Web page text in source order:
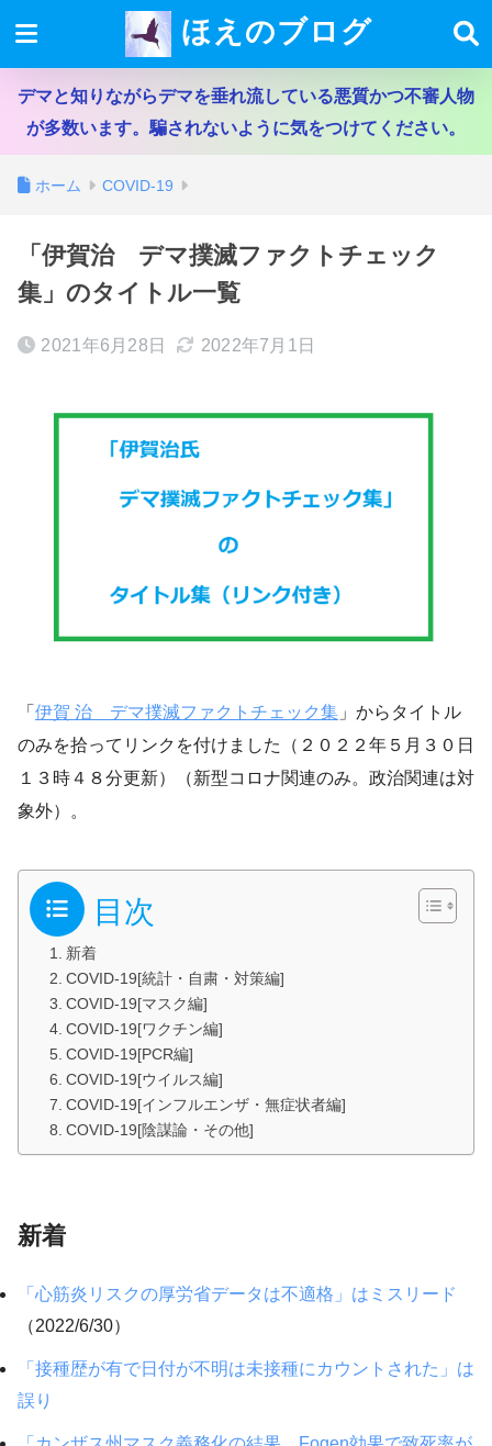
ほえのブログ
デマと知りながらデマを垂れ流している悪質かつ不審人物
が多数います。騙されないように気をつけてください。
ホーム COVID-19
「伊賀治 デマ撲滅ファクトチェック
集」のタイトル一覧
2021年6月28日 2022年7月1日
「 伊賀 治 デマ撲滅ファクトチェック集 」からタイトル
のみを拾ってリンクを付けました（２０２２年５月３０日
１３時４８分更新）（新型コロナ関連のみ。政治関連は対
象外）。
目次
新着
COVID-19[統計・自粛・対策編]
COVID-19[マスク編]
COVID-19[ワクチン編]
COVID-19[PCR編]
COVID-19[ウイルス編]
COVID-19[インフルエンザ・無症状者編]
COVID-19[陰謀論・その他]
新着
「心筋炎リスクの厚労省データは不適格」はミスリード
（2022/6/30）
「接種歴が有で日付が不明は未接種にカウントされた」は
誤り